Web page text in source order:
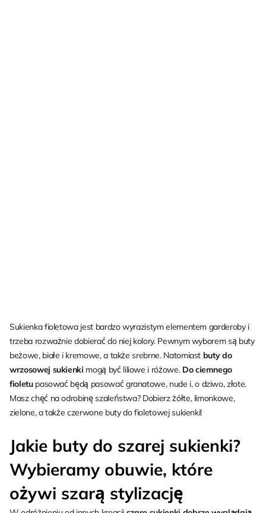
Sukienka fioletowa jest bardzo wyrazistym elementem garderoby i
trzeba rozważnie dobierać do niej kolory. Pewnym wyborem są buty
beżowe, białe i kremowe, a także srebrne. Natomiast buty do
wrzosowej sukienki mogą być liliowe i różowe.Do ciemnego
fioletupasować będą pasować granatowe, nude i, o dziwo, złote.
Masz chęć na odrobinę szaleństwa? Dobierz żółte, limonkowe,
zielone, a także czerwone buty do fioletowej sukienki!
Jakie buty do szarej sukienki?
Wybieramy obuwie, które
ożywi szarą stylizację